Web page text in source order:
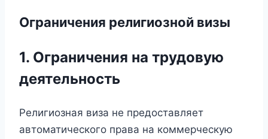
Ограничения религиозной визы
1. Ограничения на трудовую
деятельность
Религиозная виза не предоставляет
автоматического права на коммерческую